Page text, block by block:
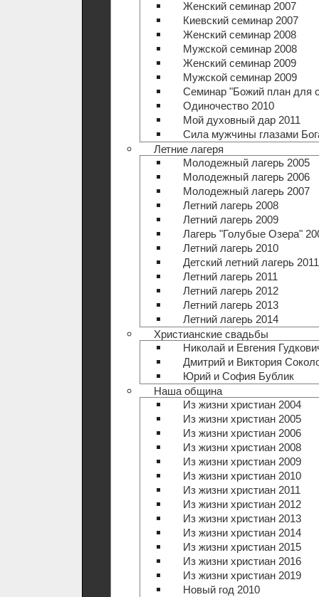
Женский семинар 2007
Киевский семинар 2007
Женский семинар 2008
Мужской семинар 2008
Женский семинар 2009
Мужской семинар 2009
Семинар "Божий план для
Одиночество 2010
Мой духовный дар 2011
Сила мужчины глазами
Летние лагеря
Молодежный лагерь 2005
Молодежный лагерь 2006
Молодежный лагерь 2007
Летний лагерь 2008
Летний лагерь 2009
Лагерь "Голубые Озера"
Летний лагерь 2010
Детский летний лагерь 2011
Летний лагерь 2011
Летний лагерь 2012
Летний лагерь 2013
Летний лагерь 2014
Христианские свадьбы
Николай и Евгения
Дмитрий и Виктория
Юрий и София Бублик
Наша община
Из жизни христиан 2004
Из жизни христиан 2005
Из жизни христиан 2006
Из жизни христиан 2008
Из жизни христиан 2009
Из жизни христиан 2010
Из жизни христиан 2011
Из жизни христиан 2012
Из жизни христиан 2013
Из жизни христиан 2014
Из жизни христиан 2015
Из жизни христиан 2016
Из жизни христиан 2019
Новый год 2010